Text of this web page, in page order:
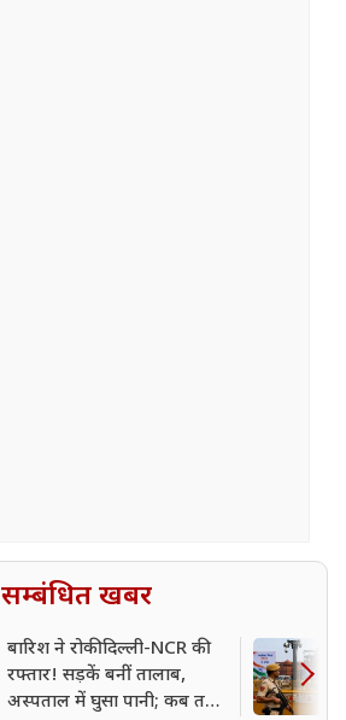
सम्बंधित खबर
बारिश ने रोकी दिल्ली-NCR की
रफ्तार! सड़कें बनीं तालाब,
अस्पताल में घुसा पानी; कब तक